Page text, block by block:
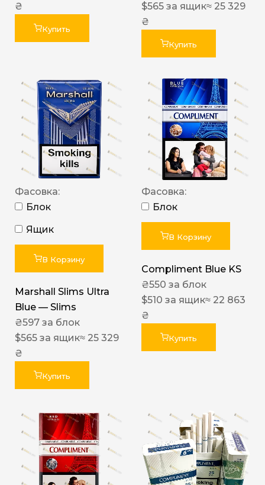
₴
Купить
$565 за ящик≈ 25 329
₴
Купить
Фасовка:
Блок
Ящик
В Корзину
Marshall Slims Ultra
Blue — Slims
₴597 за блок
$565 за ящик≈ 25 329
₴
Купить
Фасовка:
Блок
В Корзину
Compliment Blue KS
₴550 за блок
$510 за ящик≈ 22 863
₴
Купить